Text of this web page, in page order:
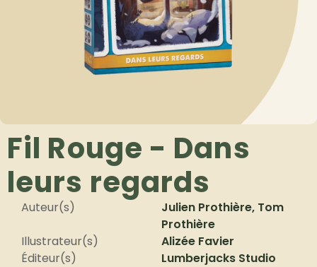
Fil Rouge - Dans
leurs regards
Auteur(s)
Julien Prothière, Tom
Prothière
Illustrateur(s)
Alizée Favier
Éditeur(s)
Lumberjacks Studio